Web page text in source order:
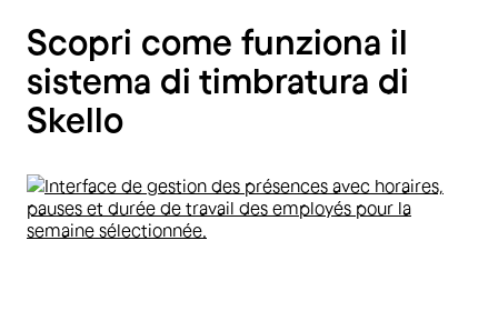
Scopri come funziona il
sistema di timbratura di
Skello